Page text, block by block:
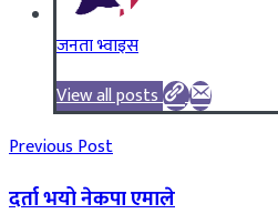
जनता भ्वाइस
View all posts
Previous Post
दर्ता भयो नेकपा एमाले